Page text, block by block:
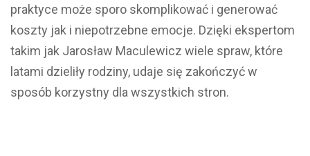
praktyce może sporo skomplikować i generować
koszty jak i niepotrzebne emocje. Dzięki ekspertom
takim jak Jarosław Maculewicz wiele spraw, które
latami dzieliły rodziny, udaje się zakończyć w
sposób korzystny dla wszystkich stron.